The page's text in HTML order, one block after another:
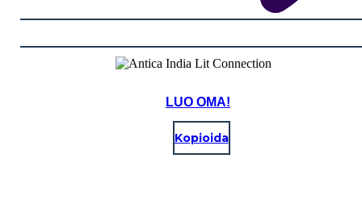
LUO OMA!
Kopioida